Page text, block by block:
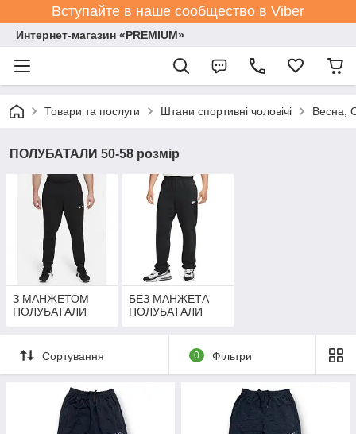
Вступайте в наше сообщество в Viber
Интернет-магазин «PREMIUM»
Товари та послуги Штани спортивні чоловічі Весна,
ПОЛУБАТАЛИ 50-58 розмір
З МАНЖЕТОМ
ПОЛУБАТАЛИ
БЕЗ МАНЖЕТА
ПОЛУБАТАЛИ
Сортування 0 Фільтри